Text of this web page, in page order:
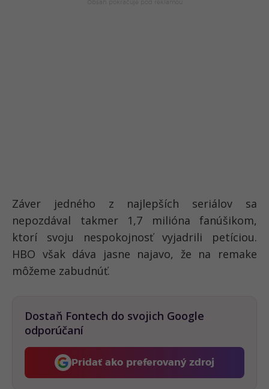
Záver jedného z najlepších seriálov sa
nepozdával takmer 1,7 milióna fanúšikom,
ktorí svoju nespokojnosť vyjadrili petíciou.
HBO však dáva jasne najavo, že na remake
môžeme zabudnúť.
Dostaň Fontech do svojich Google
odporúčaní
Pridať ako preferovaný zdroj
Fontech, odkaz sa otvorí v